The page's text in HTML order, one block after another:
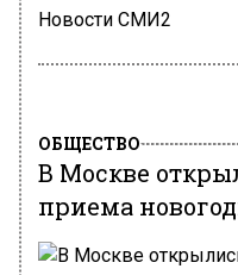
Новости СМИ2
ОБЩЕСТВО
В Москве
приема